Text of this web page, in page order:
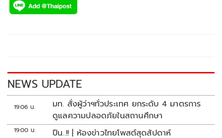
e
k
tt p
k
NEWS UPDATE
19:06 น.
มท. สั่งผู้ว่าฯทั่วประเทศ ยกระดับ 4 มาตรการ
ดูแลความปลอดภัยในสถานศึกษา
19:00 น. ปืน..!! | ห้องข่าวไทยโพสต์สุดสัปดาห์